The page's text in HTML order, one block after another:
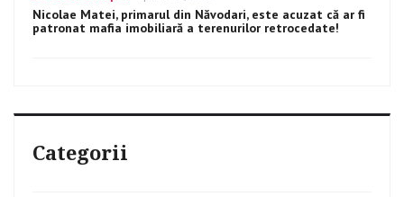
on
Nicolae Matei, primarul din Năvodari, este acuzat că ar fi
patronat mafia imobiliară a terenurilor retrocedate!
Categorii